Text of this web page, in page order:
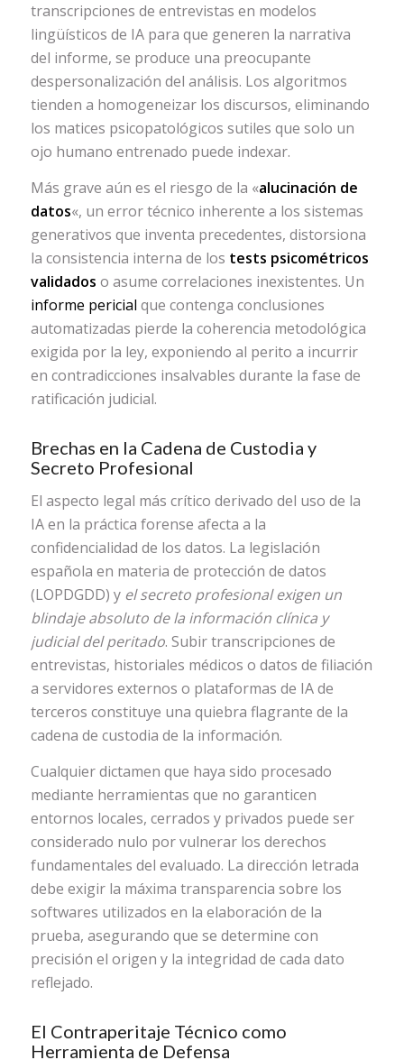
transcripciones de entrevistas en modelos
lingüísticos de IA para que generen la narrativa
del informe, se produce una preocupante
despersonalización del análisis. Los algoritmos
tienden a homogeneizar los discursos, eliminando
los matices psicopatológicos sutiles que solo un
ojo humano entrenado puede indexar.
Más grave aún es el riesgo de la «alucinación de
datos«, un error técnico inherente a los sistemas
generativos que inventa precedentes, distorsiona
la consistencia interna de los tests psicométricos
validados o asume correlaciones inexistentes. Un
informe pericial que contenga conclusiones
automatizadas pierde la coherencia metodológica
exigida por la ley, exponiendo al perito a incurrir
en contradicciones insalvables durante la fase de
ratificación judicial.
Brechas en la Cadena de Custodia y
Secreto Profesional
El aspecto legal más crítico derivado del uso de la
IA en la práctica forense afecta a la
confidencialidad de los datos. La legislación
española en materia de protección de datos
(LOPDGDD) y el secreto profesional exigen un
blindaje absoluto de la información clínica y
judicial del peritado. Subir transcripciones de
entrevistas, historiales médicos o datos de filiación
a servidores externos o plataformas de IA de
terceros constituye una quiebra flagrante de la
cadena de custodia de la información.
Cualquier dictamen que haya sido procesado
mediante herramientas que no garanticen
entornos locales, cerrados y privados puede ser
considerado nulo por vulnerar los derechos
fundamentales del evaluado. La dirección letrada
debe exigir la máxima transparencia sobre los
softwares utilizados en la elaboración de la
prueba, asegurando que se determine con
precisión el origen y la integridad de cada dato
reflejado.
El Contraperitaje Técnico como
Herramienta de Defensa